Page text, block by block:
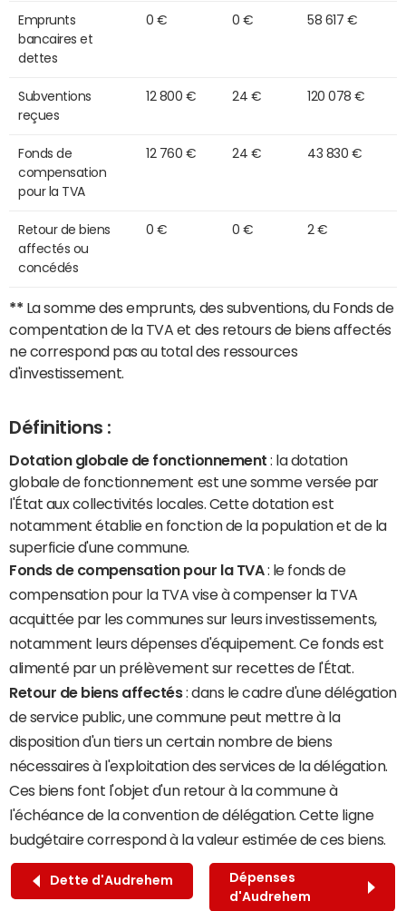
Emprunts
bancaires et
dettes
0 € 0 € 58 617 €
Subventions
reçues
12 800 € 24 € 120 078 €
Fonds de
compensation
pour la TVA
12 760 € 24 € 43 830 €
Retour de biens
affectés ou
concédés
0 € 0 € 2 €
** La somme des emprunts, des subventions, du Fonds de
compentation de la TVA et des retours de biens affectés
ne correspond pas au total des ressources
d'investissement.
Définitions :
Dotation globale de fonctionnement : la dotation
globale de fonctionnement est une somme versée par
l'État aux collectivités locales. Cette dotation est
notamment établie en fonction de la population et de la
superficie d'une commune.
Fonds de compensation pour la TVA: le fonds de
compensation pour la TVA vise à compenser la TVA
acquittée par les communes sur leurs investissements,
notamment leurs dépenses d'équipement. Ce fonds est
alimenté par un prélèvement sur recettes de l'État.
Retour de biens affectés: dans le cadre d'une délégation
de service public, une commune peut mettre à la
disposition d'un tiers un certain nombre de biens
nécessaires à l'exploitation des services de la délégation.
Ces biens font l'objet d'un retour à la commune à
l'échéance de la convention de délégation. Cette ligne
budgétaire correspond à la valeur estimée de ces biens.
Dette d'Audrehem
Dépenses
d'Audrehem